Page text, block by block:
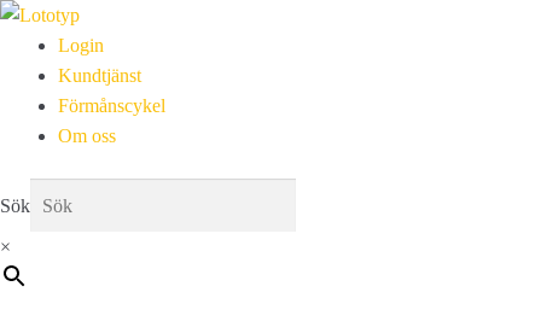
Login
Kundtjänst
Förmånscykel
Om oss
Sök
×